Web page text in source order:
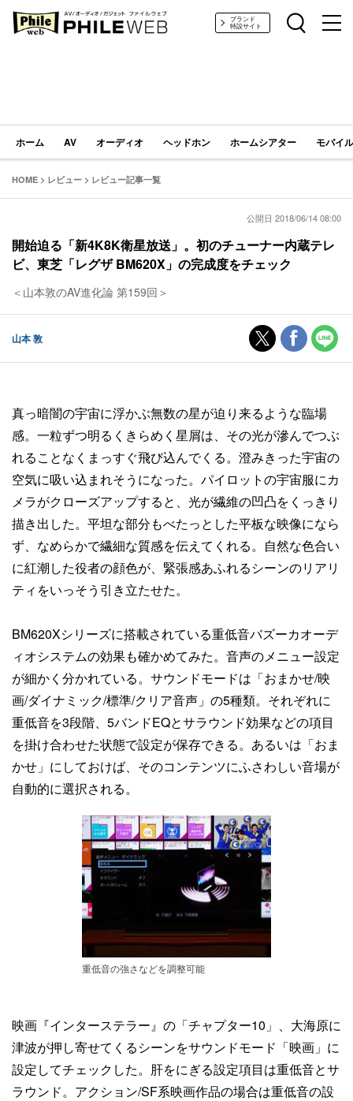
PHILE WEB｜AV/オーディオ/ガジェットブランド
特設サイト
ホーム AV オーディオ ヘッドホン ホームシアター モバイ
HOME > レビュー > レビュー記事一覧
公開日 2018/06/14 08:00
開始迫る「新4K8K衛星放送」。初のチューナー内蔵テレ
ビ、東芝「レグザ BM620X」の完成度をチェック
＜山本敦のAV進化論 第159回＞
山本 敦
真っ暗闇の宇宙に浮かぶ無数の星が迫り来るような臨場
感。一粒ずつ明るくきらめく星屑は、その光が滲んでつぶ
れることなくまっすぐ飛び込んでくる。澄みきった宇宙の
空気に吸い込まれそうになった。パイロットの宇宙服にカ
メラがクローズアップすると、光が繊維の凹凸をくっきり
描き出した。平坦な部分もべたっとした平板な映像になら
ず、なめらかで繊細な質感を伝えてくれる。自然な色合い
に紅潮した役者の顔色が、緊張感あふれるシーンのリアリ
ティをいっそう引き立たせた。
BM620Xシリーズに搭載されている重低音バズーカオーデ
ィオシステムの効果も確かめてみた。音声のメニュー設定
が細かく分かれている。サウンドモードは「おまかせ/映
画/ダイナミック/標準/クリア音声」の5種類。それぞれに
重低音を3段階、5バンドEQとサラウンド効果などの項目
を掛け合わせた状態で設定が保存できる。あるいは「おま
かせ」にしておけば、そのコンテンツにふさわしい音場が
自動的に選択される。
重低音の強さなどを調整可能
映画『インターステラー』の「チャプター10」、大海原に
津波が押し寄せてくるシーンをサウンドモード「映画」に
設定してチェックした。肝をにぎる設定項目は重低音とサ
ラウンド。アクション/SF系映画作品の場合は重低音の設